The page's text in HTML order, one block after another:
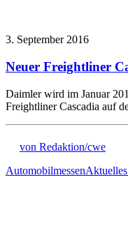
3. September 2016
Neuer Freightliner
Daimler wird im Januar
Freightliner Cascadia auf
von Redaktion/cwe
Automobilmessen